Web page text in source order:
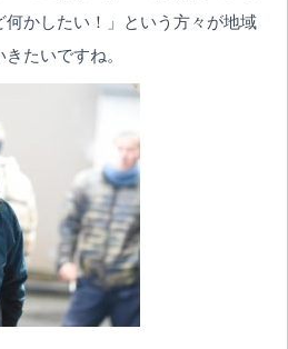
かしたい！」という方々が地域
たいですね。